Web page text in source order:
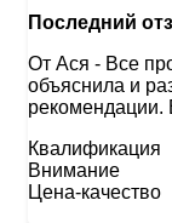
Последний
От Ася - Все
объяснила и
рекомендации.
Квалификация
Внимание
Цена-качество